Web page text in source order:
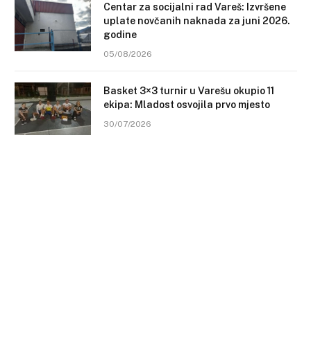
Centar za socijalni rad Vareš: Izvršene
uplate novčanih naknada za juni 2026.
godine
05/08/2026
Basket 3×3 turnir u Varešu okupio 11
ekipa: Mladost osvojila prvo mjesto
30/07/2026